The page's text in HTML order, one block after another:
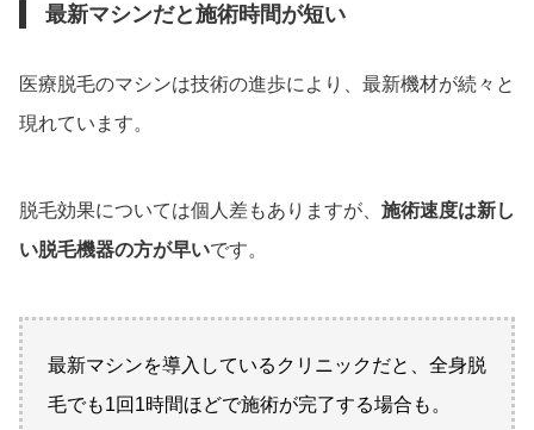
最新マシンだと施術時間が短い
医療脱毛のマシンは技術の進歩により、最新機材が続々と
現れています。
脱毛効果については個人差もありますが、 施術速度は新し
い脱毛機器の方が早いです。
最新マシンを導入しているクリニックだと、全身脱
毛でも1回1時間ほどで施術が完了する場合も。